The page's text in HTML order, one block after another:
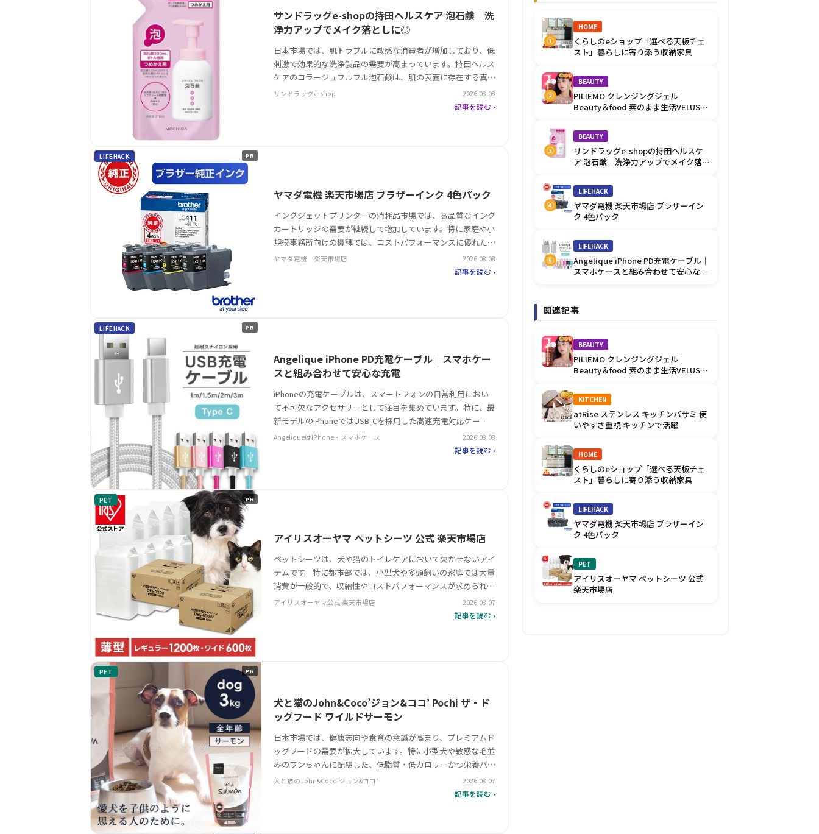
サンドラッグe-shopの持田ヘルスケア 泡石鹸｜洗
浄力アップでメイク落としに◎
日本市場では、肌トラブルに敏感な消費者が増加しており、低
刺激で効果的な洗浄製品の需要が高まっています。持田ヘルス
ケアのコラージュフルフル泡石鹸は、肌の表面に存在する真菌
や細菌を抑えるW抗菌機能を備え、デリケートゾーンやニオイ
ケアなどに注力した製品として注目を集めています。泡タイプ
サンドラッグe-shop 2026.08.08
記事を読む ›
LIFEHACK PR
ヤマダ電機 楽天市場店 ブラザーインク 4色パック
インクジェットプリンターの消耗品市場では、高品質なインク
カートリッジの需要が継続して増加しています。特に家庭や小
規模事務所向けの機種では、コストパフォーマンスに優れた純
正インクが注目を集めており、信頼性の高い製品の選定が求め
られています。その中で、ブラザーの4色パックインクは、複
ヤマダ電機 楽天市場店 2026.08.08
記事を読む ›
LIFEHACK PR
Angelique iPhone PD充電ケーブル｜スマホケー
スと組み合わせて安心な充電
iPhoneの充電ケーブルは、スマートフォンの日常利用におい
て不可欠なアクセサリーとして注目を集めています。特に、最
新モデルのiPhoneではUSB-Cを採用した高速充電対応ケーブ
ルが必須となり、耐久性や操作性への要求が高まっています。
こうした背景で、L字型のUSB-C to Lightningケー…
AngeliqueはiPhone・スマホケース 2026.08.08
記事を読む ›
PET PR
アイリスオーヤマ ペットシーツ 公式 楽天市場店
ペットシーツは、犬や猫のトイレケアにおいて欠かせないアイ
テムです。特に都市部では、小型犬や多頭飼いの家庭では大量
消費が一般的で、収納性やコストパフォーマンスが求められま
す。そんなニッチな需要を満たすのが、アイリスオーヤマのペ
ットシーツです。 2025年リニューアル後、薄型設計ながら6層
アイリスオーヤマ公式 楽天市場店 2026.08.07
記事を読む ›
PET PR
犬と猫のJohn&Coco’ジョン&ココ’ Pochi ザ・ド
ッグフード ワイルドサーモン
日本市場では、健康志向や食育の意識が高まり、プレミアムド
ッグフードの需要が拡大しています。特に小型犬や敏感な毛並
みのワンちゃんに配慮した、低脂質・低カロリーかつ栄養バラ
ンスの取れた製品が注目を集めています。そんな中、Pochi
ザ・ドッグフード ワイルドサーモンは、生肉を主原料とした
犬と猫のJohn&Coco’ジョン&ココ’ 2026.08.07
記事を読む ›
①
HOME
くらしのeショップ「選べる天板チェ
スト」暮らしに寄り添う収納家具
②
BEAUTY
PILIEMO クレンジングジェル｜
Beauty＆food 素のまま生活VELUSの
③
BEAUTY
サンドラッグe-shopの持田ヘルスケ
ア 泡石鹸｜洗浄力アップでメイク落と
④
LIFEHACK
ヤマダ電機 楽天市場店 ブラザーイン
ク 4色パック
⑤
LIFEHACK
Angelique iPhone PD充電ケーブル｜
スマホケースと組み合わせて安心な充
関連記事
BEAUTY
PILIEMO クレンジングジェル｜
Beauty＆food 素のまま生活VELUSの
KITCHEN
atRise ステンレス キッチンバサミ 使
いやすさ重視 キッチンで活躍
HOME
くらしのeショップ「選べる天板チェ
スト」暮らしに寄り添う収納家具
LIFEHACK
ヤマダ電機 楽天市場店 ブラザーイン
ク 4色パック
PET
アイリスオーヤマ ペットシーツ 公式
楽天市場店